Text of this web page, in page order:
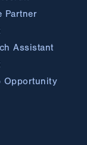
Partner
Assistant
Opportunity